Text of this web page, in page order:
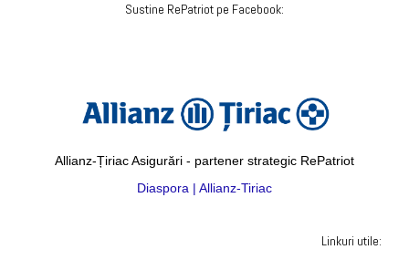
Sustine RePatriot pe Facebook:
Allianz-Țiriac Asigurări - partener strategic RePatriot
Diaspora | Allianz-Tiriac
Linkuri utile: